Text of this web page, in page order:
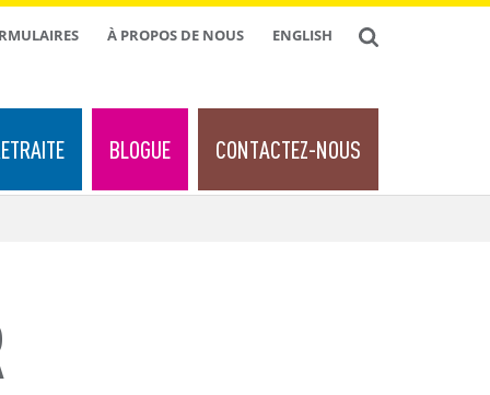
À PROPOS DE NOUS ENGLISH
BLOGUE CONTACTEZ-NOUS